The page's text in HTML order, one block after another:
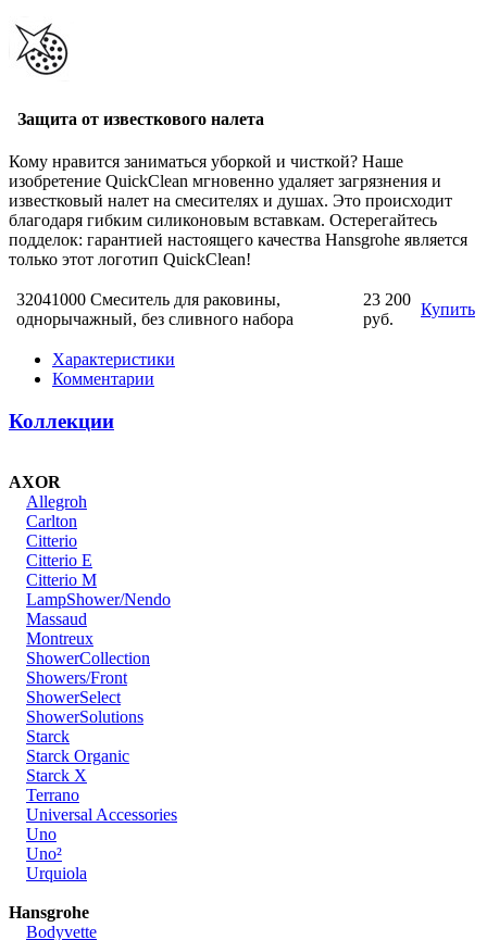
Защита от известкового налета
Кому нравится заниматься уборкой и чисткой? Наше
изобретение QuickClean мгновенно удаляет загрязнения и
известковый налет на смесителях и душах. Это происходит
благодаря гибким силиконовым вставкам. Остерегайтесь
подделок: гарантией настоящего качества Hansgrohe является
только этот логотип QuickClean!
32041000 Смеситель для раковины,
однорычажный, без сливного набора
23 200
руб.
Купить
Характеристики
Комментарии
Коллекции
AXOR
Allegroh
Carlton
Citterio
Citterio E
Citterio M
LampShower/Nendo
Massaud
Montreux
ShowerCollection
Showers/Front
ShowerSelect
ShowerSolutions
Starck
Starck Organic
Starck X
Terrano
Universal Accessories
Uno
Uno²
Urquiola
Hansgrohe
Bodyvette